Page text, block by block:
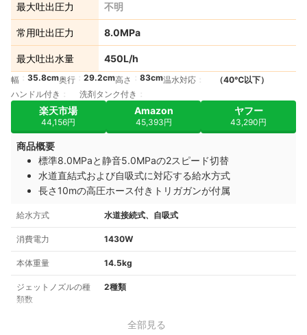
最大吐出圧力 不明
常用吐出圧力 8.0MPa
最大吐出水量 450L/h
幅 35.8cm奥行 29.2cm高さ 83cm温水対応
（40℃以下）
ハンドル付き
洗剤タンク付き
楽天市場
44,156円
Amazon
45,393円
ヤフー
43,290円
商品概要
標準8.0MPaと静音5.0MPaの2スピード切替
水道直結式および自吸式に対応する給水方式
長さ10mの高圧ホース付きトリガガンが付属
給水方式 水道接続式、自吸式
消費電力 1430W
本体重量 14.5kg
ジェットノズルの種
類数
2種類
全部見る